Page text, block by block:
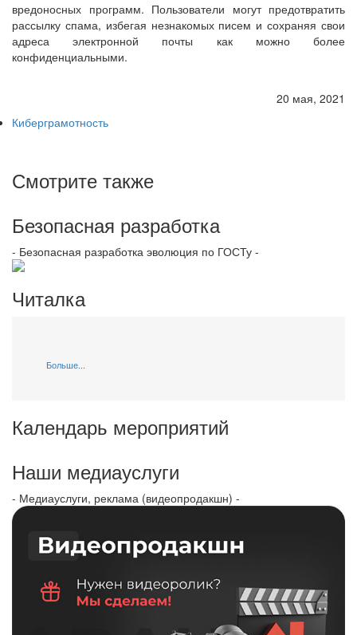
вредоносных программ. Пользователи могут предотвратить
рассылку спама, избегая незнакомых писем и сохраняя свои
адреса электронной почты как можно более
конфиденциальными.
20 мая, 2021
Киберграмотность
Смотрите также
Безопасная разработка
- Безопасная разработка эволюция по ГОСТу -
Читалка
Больше...
Календарь мероприятий
Наши медиауслуги
- Медиауслуги, реклама (видеопродакшн) -